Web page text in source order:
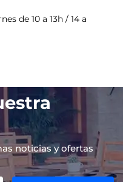
de 10 a 13h / 14 a
noticias y ofertas